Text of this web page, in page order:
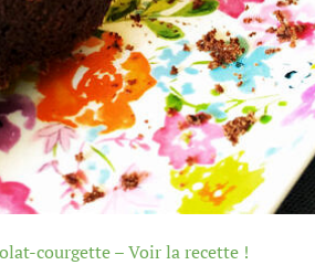
courgette – Voir la recette !